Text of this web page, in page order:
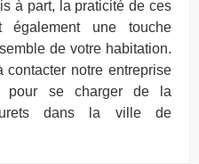
à part, la praticité de ces
également une touche
de votre habitation.
contacter notre entreprise
pour se charger de la
dans la ville de